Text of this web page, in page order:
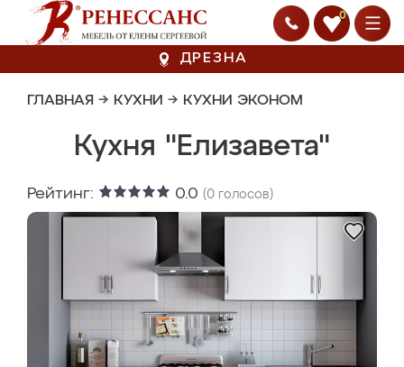
0
ДРЕЗНА
ГЛАВНАЯ → КУХНИ → КУХНИ ЭКОНОМ
Кухня "Елизавета"
Рейтинг: 0.0 (0 голосов)